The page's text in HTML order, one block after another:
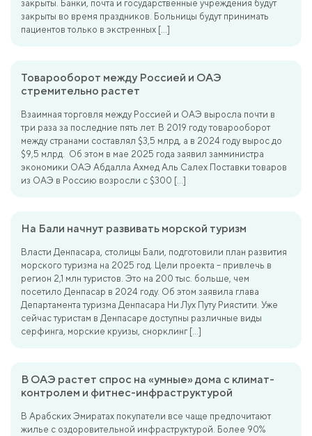
закрыты. Банки, почта и государственные учреждения будут
закрыты во время праздников. Больницы будут принимать
пациентов только в экстренных […]
Товарооборот между Россией и ОАЭ
стремительно растет
Взаимная торговля между Россией и ОАЭ выросла почти в
три раза за последние пять лет. В 2019 году товарооборот
между странами составлял $3,5 млрд, а в 2024 году вырос до
$9,5 млрд. Об этом в мае 2025 года заявил замминистра
экономики ОАЭ Абдалла Ахмед Аль Салех Поставки товаров
из ОАЭ в Россию возросли с $300 […]
На Бали начнут развивать морской туризм
Власти Денпасара, столицы Бали, подготовили план развития
морского туризма на 2025 год. Цели проекта – привлечь в
регион 2,1 млн туристов. Это на 200 тыс. больше, чем
посетило Денпасар в 2024 году. Об этом заявила глава
Департамента туризма Денпасара Ни Лух Путу Риястити. Уже
сейчас туристам в Денпасаре доступны различные виды
серфинга, морские круизы, снорклинг […]
В ОАЭ растет спрос на «умные» дома с климат-
контролем и фитнес-инфраструктурой
В Арабских Эмиратах покупатели все чаще предпочитают
жилье с оздоровительной инфраструктурой. Более 90%